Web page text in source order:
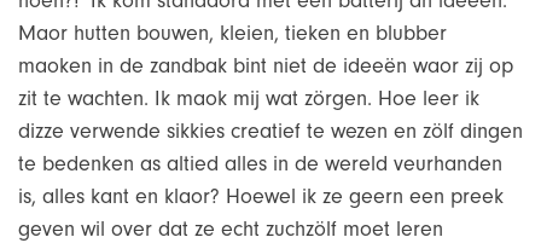
Maor hutten bouwen, kleien, tieken en blubber
maoken in de zandbak bint niet de ideeën waor zij op
zit te wachten. Ik maok mij wat zörgen. Hoe leer ik
dizze verwende sikkies creatief te wezen en zölf dingen
te bedenken as altied alles in de wereld veurhanden
is, alles kant en klaor? Hoewel ik ze geern een preek
geven wil over dat ze echt zuchzölf moet leren